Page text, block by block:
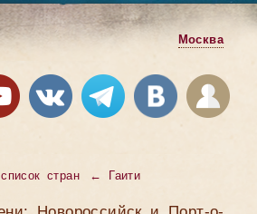
Москва
список стран ← Гаити